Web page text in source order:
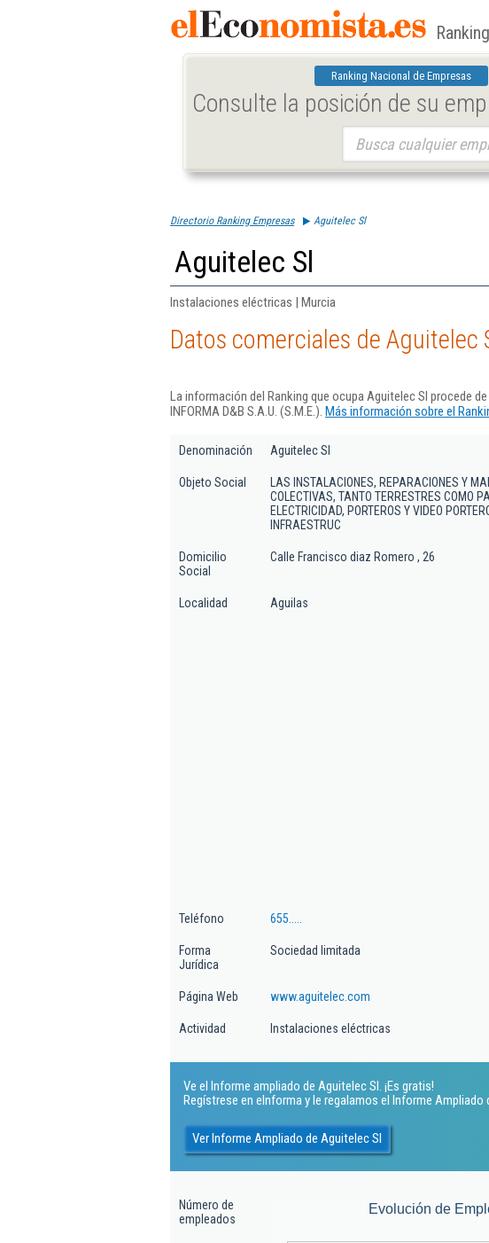
Ranking Nacional de Empresas
Consulte la posición de su
Directorio Ranking Empresas Aguitelec Sl
Aguitelec Sl
Instalaciones eléctricas | Murcia
Datos comerciales de Aguitelec
La información del Ranking que ocupa Aguitelec Sl procede
INFORMA D&B S.A.U. (S.M.E.). Más información sobre el
Denominación Aguitelec Sl
Objeto Social
LAS INSTALACIONES, REPARACIONES Y
COLECTIVAS, TANTO TERRESTRES COMO
ELECTRICIDAD, PORTEROS Y VIDEO
INFRAESTRUC
Domicilio
Social
Calle Francisco diaz Romero , 26
Localidad Aguilas
Teléfono 655.....
Forma
Jurídica
Sociedad limitada
Página Web www.aguitelec.com
Actividad Instalaciones eléctricas
Ve el Informe ampliado de Aguitelec Sl. ¡Es gratis!
Regístrese en eInforma y le regalamos el Informe Ampliado
Ver Informe Ampliado de Aguitelec Sl
Número de
empleados
Evolución de